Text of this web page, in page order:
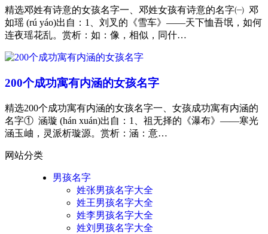
精选邓姓有诗意的女孩名字一、邓姓女孩有诗意的名字㈠ 邓
如瑶 (rú yáo)出自：1、刘叉的《雪车》——天下恤吾氓，如何
连夜瑶花乱。赏析：如：像，相似，同什…
200个成功寓有内涵的女孩名字
精选200个成功寓有内涵的女孩名字一、女孩成功寓有内涵的
名字① 涵璇 (hán xuán)出自：1、祖无择的《瀑布》——寒光
涵玉岫，灵派析璇源。赏析：涵：意…
网站分类
男孩名字
姓张男孩名字大全
姓王男孩名字大全
姓李男孩名字大全
姓刘男孩名字大全